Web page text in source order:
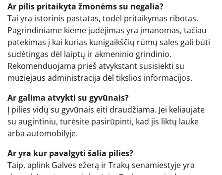
Ar pilis pritaikyta žmonėms su negalia?
Tai yra istorinis pastatas, todėl pritaikymas ribotas.
Pagrindiniame kieme judėjimas yra įmanomas, tačiau
patekimas į kai kurias kunigaikščių rūmų sales gali būti
sudėtingas dėl laiptų ir akmeninio grindinio.
Rekomenduojama prieš atvykstant susisiekti su
muziejaus administracija dėl tikslios informacijos.
Ar galima atvykti su gyvūnais?
Į pilies vidų su gyvūnais eiti draudžiama. Jei keliaujate
su augintiniu, turėsite pasirūpinti, kad jis liktų lauke
arba automobilyje.
Ar yra kur pavalgyti šalia pilies?
Taip, aplink Galvės ežerą ir Trakų senamiestyje yra